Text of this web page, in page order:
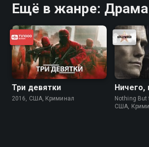
Ещё в жанре: Драма
Три девятки
2016, США, Криминал
Ничего,
Nothing But
США,